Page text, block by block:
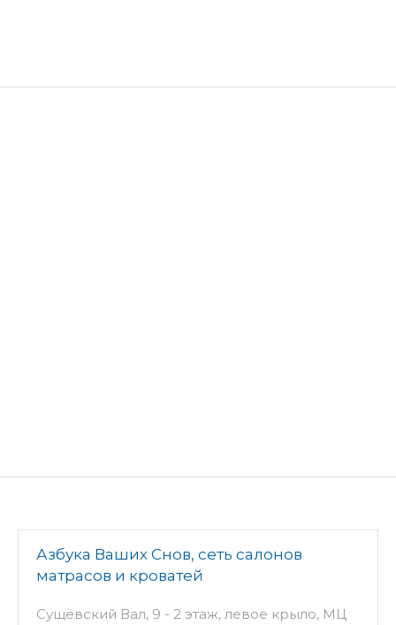
Азбука Ваших Снов, сеть салонов
матрасов и кроватей
Сущёвский Вал, 9 - 2 этаж, левое крыло, МЦ